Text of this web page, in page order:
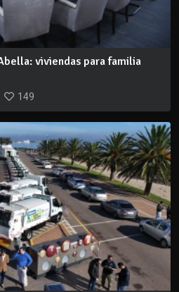
viviendas para familia
149